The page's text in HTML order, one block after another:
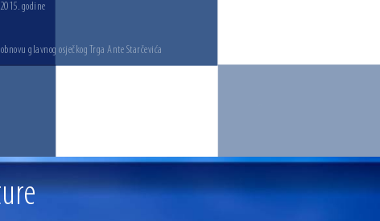
godine
glavnog osječkog Trga Ante Starčevića